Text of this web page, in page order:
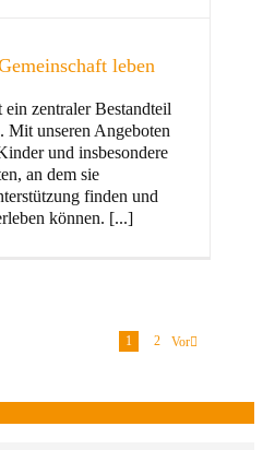
leben
zentraler Bestandteil
Mit unseren Angeboten
und insbesondere
an dem sie
finden und
können. [...]
1 2 Vor